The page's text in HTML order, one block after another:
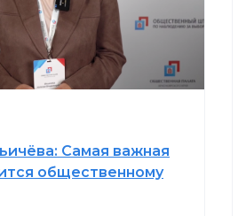
Самая важная
общественному